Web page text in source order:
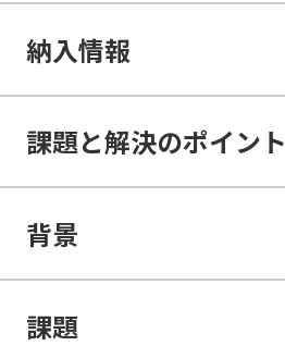
納入情報
課題と解決のポイント
背景
課題